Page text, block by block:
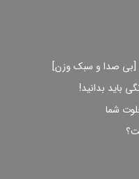
[بی صدا و سبک وزن]
باید بدانید!
شما